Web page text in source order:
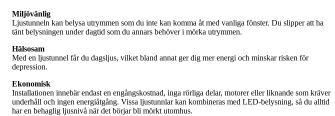
Miljövänlig
Ljustunneln kan belysa utrymmen som du inte kan komma åt med vanliga fönster. Du slipper att ha
tänt belysningen under dagtid som du annars behöver i mörka utrymmen.
Hälsosam
Med en ljustunnel får du dagsljus, vilket bland annat ger dig mer energi och minskar risken för
depression.
Ekonomisk
Installationen innebär endast en engångskostnad, inga rörliga delar, motorer eller liknande som kräver
underhåll och ingen energiåtgång. Vissa ljustunnlar kan kombineras med LED-belysning, så du alltid
har en behaglig ljusnivå när det börjar bli mörkt utomhus.